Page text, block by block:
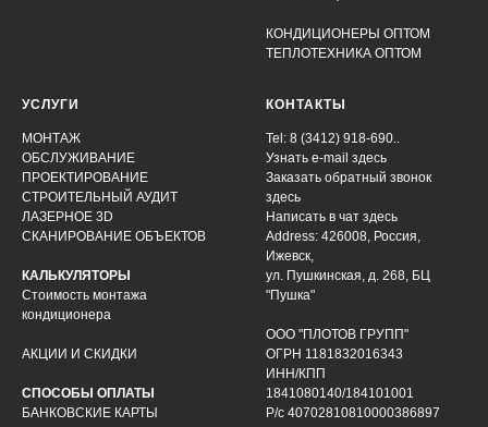
КОНДИЦИОНЕРЫ ОПТОМ
ТЕПЛОТЕХНИКА ОПТОМ
УСЛУГИ
МОНТАЖ
ОБСЛУЖИВАНИЕ
ПРОЕКТИРОВАНИЕ
СТРОИТЕЛЬНЫЙ АУДИТ
ЛАЗЕРНОЕ 3D
СКАНИРОВАНИЕ ОБЪЕКТОВ
КАЛЬКУЛЯТОРЫ
Стоимость монтажа
кондиционера
АКЦИИ И СКИДКИ
СПОСОБЫ ОПЛАТЫ
БАНКОВСКИЕ КАРТЫ
КОНТАКТЫ
Tel: 8 (3412) 918-690..
Узнать e-mail здесь
Заказать обратный звонок
здесь
Написать в чат здесь
Address: 426008, Россия,
Ижевск,
ул. Пушкинская, д. 268, БЦ
"Пушка"
ООО "ПЛОТОВ ГРУПП"
ОГРН 1181832016343
ИНН/КПП
1841080140/184101001
Р/с 40702810810000386897